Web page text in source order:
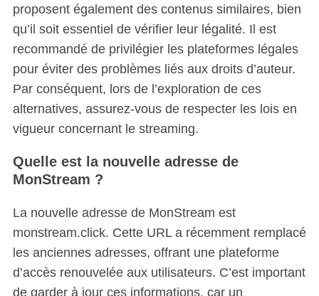
proposent également des contenus similaires, bien
qu’il soit essentiel de vérifier leur légalité. Il est
recommandé de privilégier les plateformes légales
pour éviter des problèmes liés aux droits d’auteur.
Par conséquent, lors de l’exploration de ces
alternatives, assurez-vous de respecter les lois en
vigueur concernant le streaming.
Quelle est la nouvelle adresse de
MonStream ?
La nouvelle adresse de MonStream est
monstream.click. Cette URL a récemment remplacé
les anciennes adresses, offrant une plateforme
d’accès renouvelée aux utilisateurs. C’est important
de garder à jour ces informations, car un